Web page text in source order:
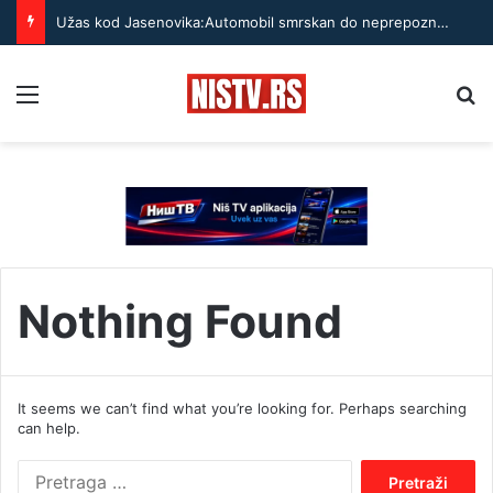
Užas kod Jasenovika:Automobil smrskan do neprepoznatljivosti, točak odleteo – strahuje se da ima teško povređenih
Nothing Found
It seems we can’t find what you’re looking for. Perhaps searching
can help.